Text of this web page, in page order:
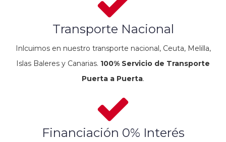
Transporte Nacional
Inlcuimos en nuestro transporte nacional, Ceuta, Melilla,
Islas Baleres y Canarias. 100% Servicio de Transporte
Puerta a Puerta.
Financiación 0% Interés